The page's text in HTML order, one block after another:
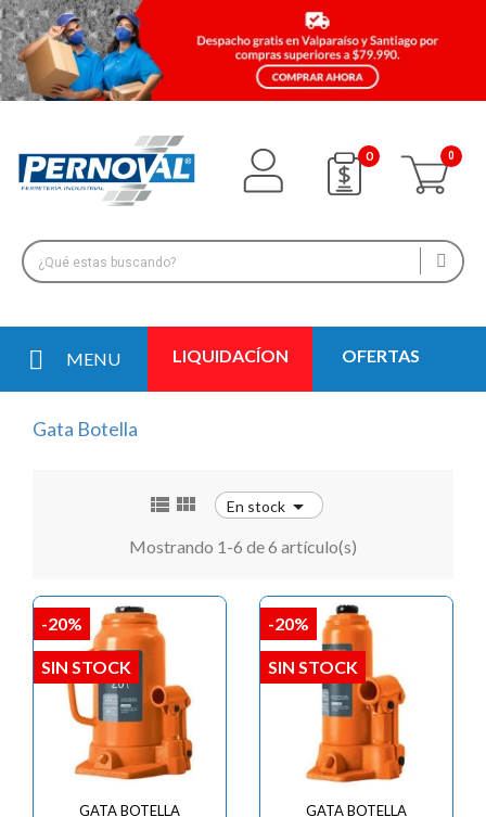
0
MENU LIQUIDACÍON OFERTAS
Gata Botella
  En stock 
Mostrando 1-6 de 6 artículo(s)
GATA BOTELLA
-20%
SIN STOCK
GATA BOTELLA
-20%
SIN STOCK